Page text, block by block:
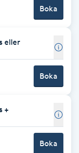
Boka
eller
Boka
+
Boka